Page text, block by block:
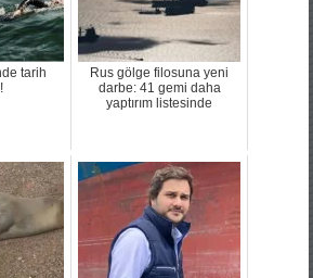
tarih
Rus gölge filosuna yeni
darbe: 41 gemi daha
yaptırım listesinde